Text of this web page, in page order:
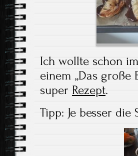
Ich wollte schon
einem „Das große
super Rezept.
Tipp: Je besser